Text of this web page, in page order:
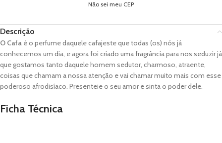
Não sei meu CEP
Descrição
O Cafa é o perfume daquele cafajeste que todas (os) nós já
conhecemos um dia, e agora foi criado uma fragrância para nos seduzir já
que gostamos tanto daquele homem sedutor, charmoso, atraente,
coisas que chamam a nossa atenção e vai chamar muito mais com esse
poderoso afrodisíaco. Presenteie o seu amor e sinta o poder dele.
Ficha Técnica